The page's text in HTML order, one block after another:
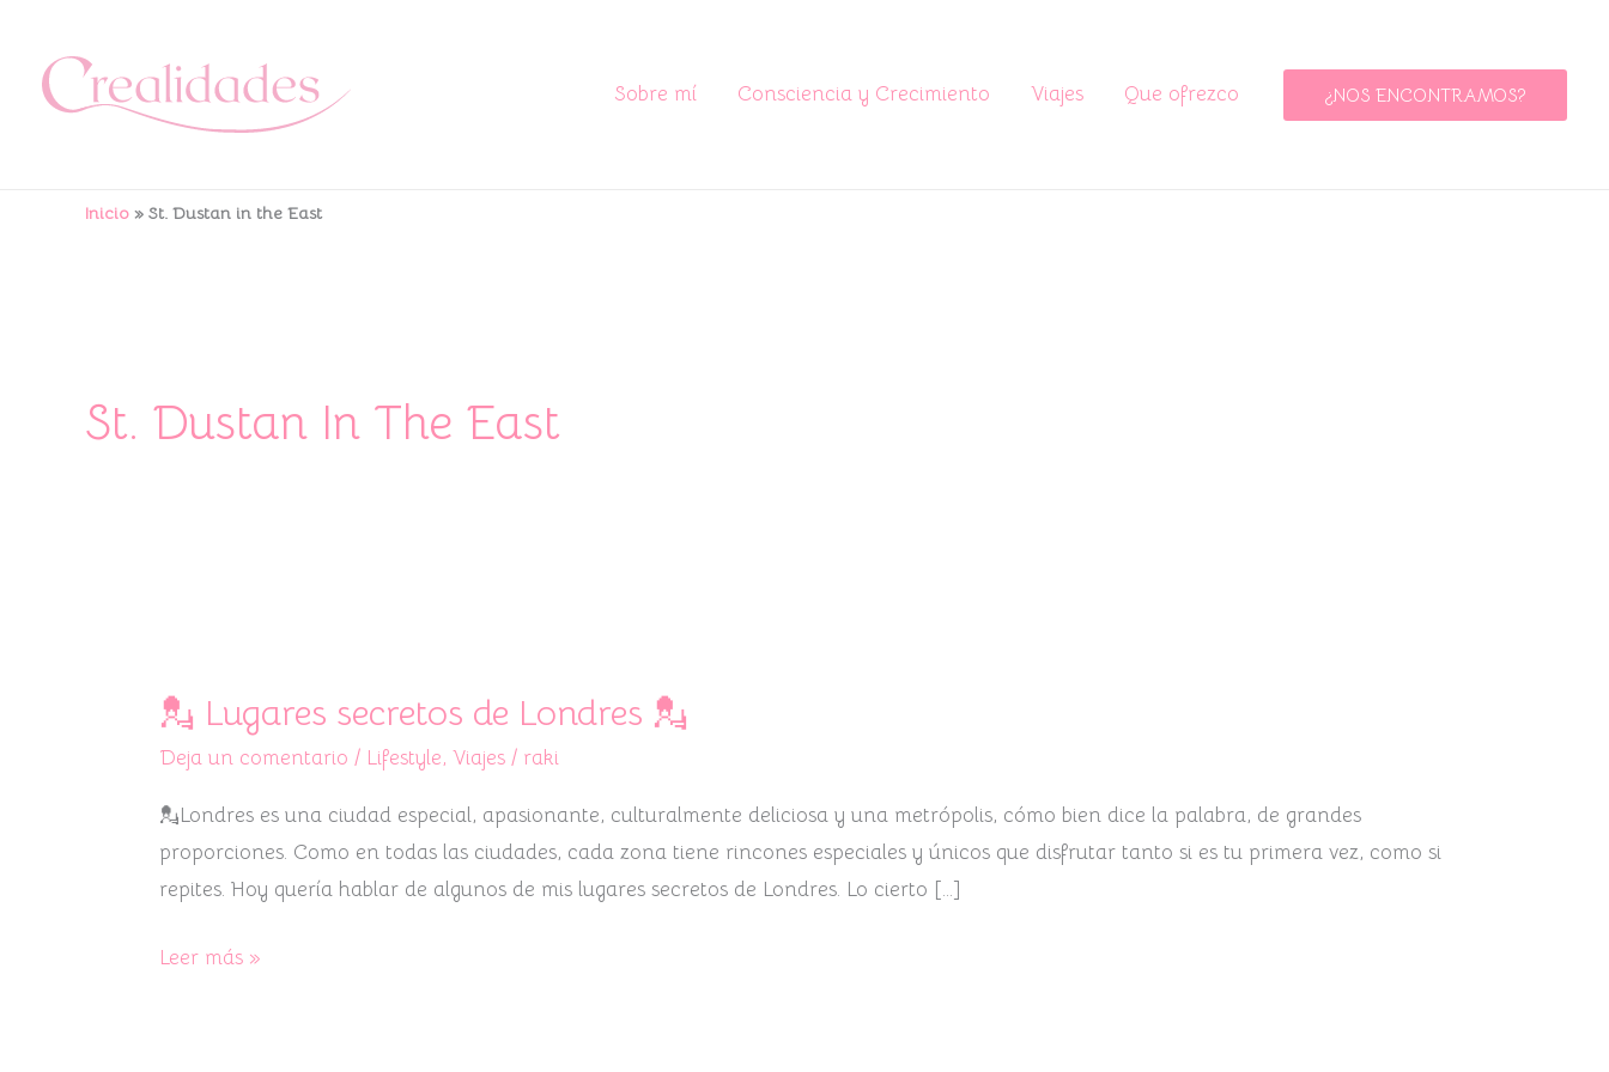
contenido
Sobre mí Consciencia y Crecimiento Viajes Que ofrezco ¿NOS ENCONTRAMOS?
Inicio St. Dustan in the East
St. Dustan In The East
💂 Lugares secretos de Londres 💂
Deja un comentario / Lifestyle,Viajes / raki
💂Londres es una ciudad especial, apasionante, culturalmente deliciosa y una metrópolis, cómo bien dice la palabra, de grandes
proporciones. Como en todas las ciudades, cada zona tiene rincones especiales y únicos que disfrutar tanto si es tu primera vez, como si
repites. Hoy quería hablar de algunos de mis lugares secretos de Londres. Lo cierto […]
Lugares
secretos
de
Londres
💂
Leer más »